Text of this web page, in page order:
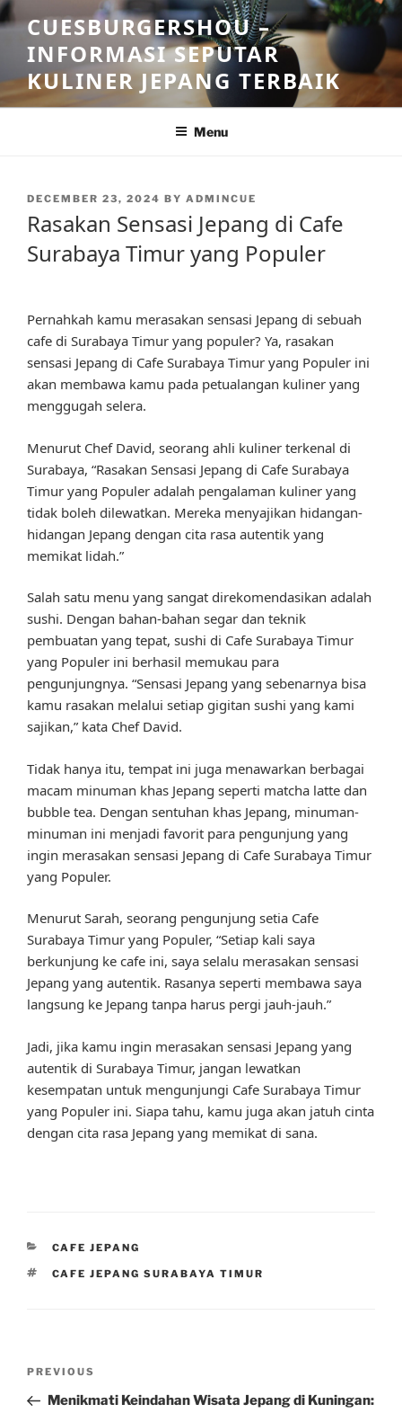
Skip
to
content
CUESBURGERSHOU –
INFORMASI SEPUTAR
KULINER JEPANG TERBAIK
Menu
POSTED
DECEMBER 23, 2024 BY ADMINCUE
Rasakan Sensasi Jepang di Cafe
Surabaya Timur yang Populer
Pernahkah kamu merasakan sensasi Jepang di sebuah
cafe di Surabaya Timur yang populer? Ya, rasakan
sensasi Jepang di Cafe Surabaya Timur yang Populer ini
akan membawa kamu pada petualangan kuliner yang
menggugah selera.
Menurut Chef David, seorang ahli kuliner terkenal di
Surabaya, “Rasakan Sensasi Jepang di Cafe Surabaya
Timur yang Populer adalah pengalaman kuliner yang
tidak boleh dilewatkan. Mereka menyajikan hidangan-
hidangan Jepang dengan cita rasa autentik yang
memikat lidah.”
Salah satu menu yang sangat direkomendasikan adalah
sushi. Dengan bahan-bahan segar dan teknik
pembuatan yang tepat, sushi di Cafe Surabaya Timur
yang Populer ini berhasil memukau para
pengunjungnya. “Sensasi Jepang yang sebenarnya bisa
kamu rasakan melalui setiap gigitan sushi yang kami
sajikan,” kata Chef David.
Tidak hanya itu, tempat ini juga menawarkan berbagai
macam minuman khas Jepang seperti matcha latte dan
bubble tea. Dengan sentuhan khas Jepang, minuman-
minuman ini menjadi favorit para pengunjung yang
ingin merasakan sensasi Jepang di Cafe Surabaya Timur
yang Populer.
Menurut Sarah, seorang pengunjung setia Cafe
Surabaya Timur yang Populer, “Setiap kali saya
berkunjung ke cafe ini, saya selalu merasakan sensasi
Jepang yang autentik. Rasanya seperti membawa saya
langsung ke Jepang tanpa harus pergi jauh-jauh.”
Jadi, jika kamu ingin merasakan sensasi Jepang yang
autentik di Surabaya Timur, jangan lewatkan
kesempatan untuk mengunjungi Cafe Surabaya Timur
yang Populer ini. Siapa tahu, kamu juga akan jatuh cinta
dengan cita rasa Jepang yang memikat di sana.
CATEGORIES
CAFE JEPANG
TAGS
CAFE JEPANG SURABAYA TIMUR
Previous
Post
PREVIOUS
Menikmati Keindahan Wisata Jepang di Kuningan: